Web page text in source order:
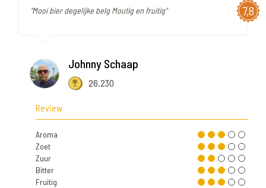
7,8
"Mooi bier degelijke belg Moutig en fruitig"
Johnny Schaap
26.230
Review
Aroma
Zoet
Zuur
Bitter
Fruitig